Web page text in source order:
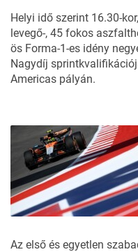
Helyi idő szerint 16.30-
levegő-, 45 fokos
ös Forma-1-es idény
Nagydíj
Americas pályán.
Az első és egyetlen